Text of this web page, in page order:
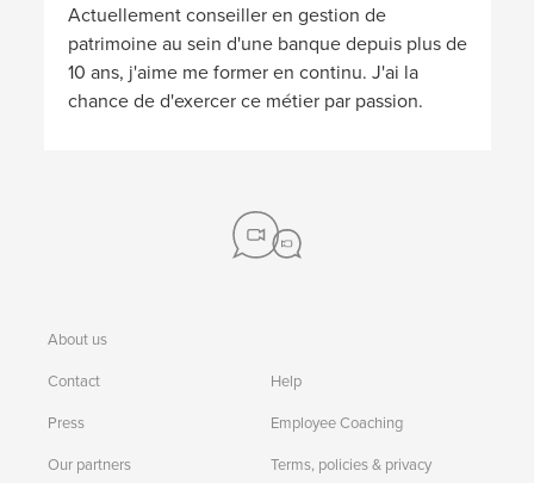
Actuellement conseiller en gestion de
patrimoine au sein d'une banque depuis plus de
10 ans, j'aime me former en continu. J'ai la
chance de d'exercer ce métier par passion.
About us
Contact
Press
Our partners
Help
Employee Coaching
Terms, policies & privacy